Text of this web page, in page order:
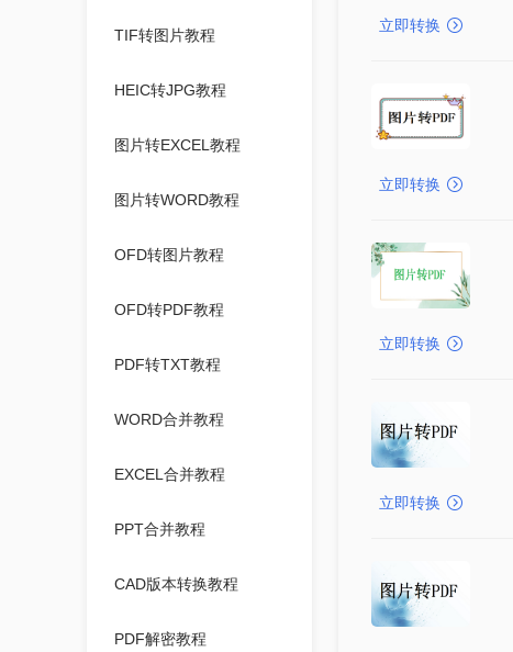
TIF转图片教程
HEIC转JPG教程
图片转EXCEL教程
图片转WORD教程
OFD转图片教程
OFD转PDF教程
PDF转TXT教程
WORD合并教程
EXCEL合并教程
PPT合并教程
CAD版本转换教程
PDF解密教程
立即转换
立即转换
立即转换
立即转换